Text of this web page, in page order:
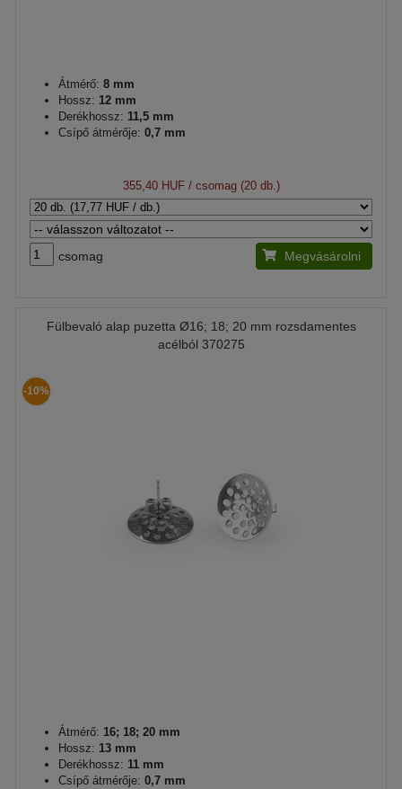
Átmérő: 8 mm
Hossz: 12 mm
Derékhossz: 11,5 mm
Csípő átmérője: 0,7 mm
355,40 HUF/ csomag (20 db.)
csomag Megvásárolni
Fülbevaló alap puzetta Ø16; 18; 20 mm rozsdamentes
acélból 370275
-10%
Átmérő: 16; 18; 20 mm
Hossz: 13 mm
Derékhossz: 11 mm
Csípő átmérője: 0,7 mm